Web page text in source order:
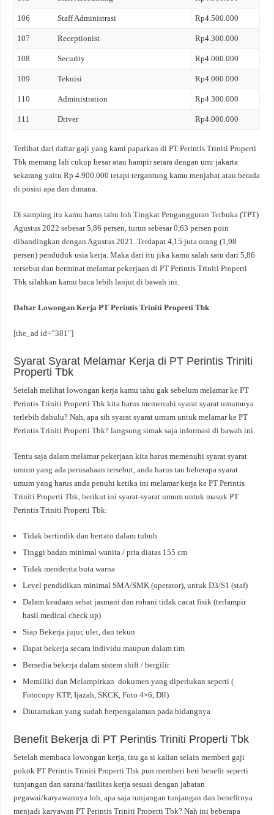
106 Staff Administrasi Rp4.500.000
107 Receptionist Rp4.300.000
108 Security Rp4.000.000
109 Teknisi Rp4.000.000
110 Administration Rp4.300.000
111 Driver Rp4.000.000
Terlihat dari daftar gaji yang kami paparkan di PT Perintis Triniti Properti
Tbk memang lah cukup besar atau hampir setara dengan umr jakarta
sekarang yaitu Rp 4.900.000 tetapi tergantung kamu menjabat atau berada
di posisi apa dan dimana.
Di samping itu kamu harus tahu loh Tingkat Pengangguran Terbuka (TPT)
Agustus 2022 sebesar 5,86 persen, turun sebesar 0,63 persen poin
dibandingkan dengan Agustus 2021. Terdapat 4,15 juta orang (1,98
persen) penduduk usia kerja. Maka dari itu jika kamu salah satu dari 5,86
tersebut dan berminat melamar pekerjaan di PT Perintis Triniti Properti
Tbk silahkan kamu baca lebih lanjut di bawah ini.
Daftar Lowongan Kerja PT Perintis Triniti Properti Tbk
[the_ad id=”381″]
Syarat Syarat Melamar Kerja di PT Perintis Triniti
Properti Tbk
Setelah melihat lowongan kerja kamu tahu gak sebelum melamar ke PT
Perintis Triniti Properti Tbk kita harus memenuhi syarat syarat umumnya
terlebih dahulu? Nah, apa sih syarat syarat umum untuk melamar ke PT
Perintis Triniti Properti Tbk? langsung simak saja informasi di bawah ini.
Tentu saja dalam melamar pekerjaan kita harus memenuhi syarat syarat
umum yang ada perusahaan tersebut, anda harus tau beberapa syarat
umum yang harus anda penuhi ketika ini melamar kerja ke PT Perintis
Triniti Properti Tbk, berikut ini syarat-syarat umum untuk masuk PT
Perintis Triniti Properti Tbk:
Tidak bertindik dan bertato dalam tubuh
Tinggi badan minimal wanita / pria diatas 155 cm
Tidak menderita buta warna
Level pendidikan minimal SMA/SMK (operator), untuk D3/S1 (staf)
Dalam keadaan sehat jasmani dan rohani tidak cacat fisik (terlampir
hasil medical check up)
Siap Bekerja jujur, ulet, dan tekun
Dapat bekerja secara individu maupun dalam tim
Bersedia bekerja dalam sistem shift / bergilir
Memiliki dan Melampirkan dokumen yang diperlukan seperti (
Fotocopy KTP, Ijazah, SKCK, Foto 4×6, Dll)
Diutamakan yang sudah berpengalaman pada bidangnya
Benefit Bekerja di PT Perintis Triniti Properti Tbk
Setelah membaca lowongan kerja, tau ga si kalian selain memberi gaji
pokok PT Perintis Triniti Properti Tbk pun memberi beri benefit seperti
tunjangan dan sarana/fasilitas kerja sesuai dengan jabatan
pegawai/karyawannya loh, apa saja tunjangan tunjangan dan benefitnya
menjadi karyawan PT Perintis Triniti Properti Tbk? Nah ini beberapa